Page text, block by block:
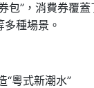
包”，消費券覆蓋
種場景。
“粵式新潮水”